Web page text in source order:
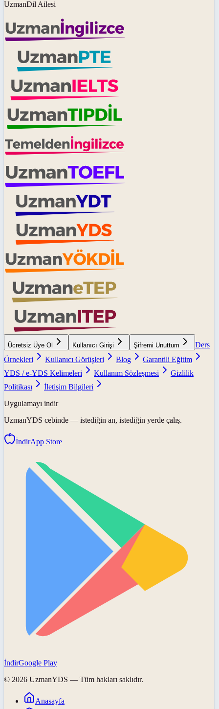
UzmanDil Ailesi
Ücretsiz Üye Ol Kullanıcı Girişi Şifremi Unuttum
Ders
Örnekleri
Kullanıcı Görüşleri Blog
Garantili Eğitim
YDS / e-YDS Kelimeleri
Kullanım Sözleşmesi
Gizlilik
Politikası
İletişim Bilgileri
Uygulamayı indir
UzmanYDS cebinde — istediğin an, istediğin yerde çalış.
İndirApp Store
İndirGoogle Play
© 2026 UzmanYDS — Tüm hakları saklıdır.
Anasayfa